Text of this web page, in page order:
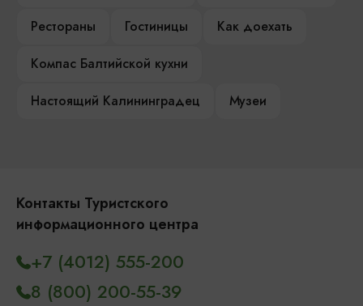
Рестораны
Гостиницы
Как доехать
Компас Балтийской кухни
Настоящий Калининградец
Музеи
Контакты Туристского
информационного центра
+7 (4012) 555-200
8 (800) 200-55-39